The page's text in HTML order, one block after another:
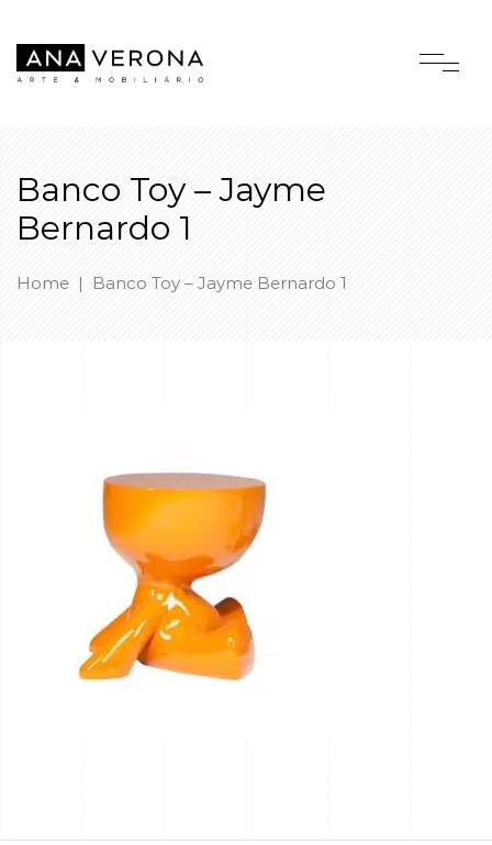
Banco Toy – Jayme
Bernardo 1
Home | Banco Toy – Jayme Bernardo 1